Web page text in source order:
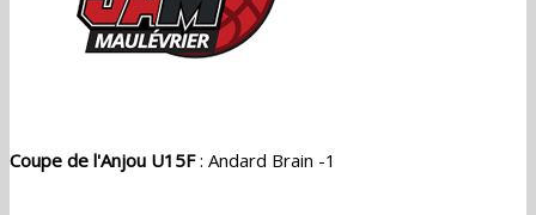
Coupe de l'Anjou U15F: Andard Brain -1